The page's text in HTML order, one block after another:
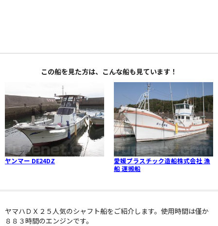
この船を見た方は、こんな船も見ています！
ヤンマー DE24DZ
愛媛プラスチック造船株式会社 漁
船 運搬船
ヤマハＤＸ２５人気のシャフト船をご紹介します。使用時間は僅か
８８３時間のエンジンです。